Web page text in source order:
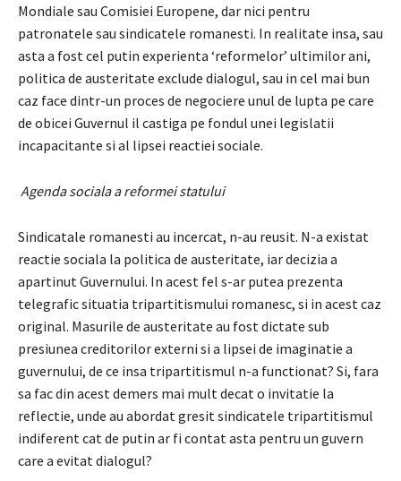
Mondiale sau Comisiei Europene, dar nici pentru
patronatele sau sindicatele romanesti. In realitate insa, sau
asta a fost cel putin experienta ‘reformelor’ ultimilor ani,
politica de austeritate exclude dialogul, sau in cel mai bun
caz face dintr-un proces de negociere unul de lupta pe care
de obicei Guvernul il castiga pe fondul unei legislatii
incapacitante si al lipsei reactiei sociale.
Agenda sociala a reformei statului
Sindicatale romanesti au incercat, n-au reusit. N-a existat
reactie sociala la politica de austeritate, iar decizia a
apartinut Guvernului. In acest fel s-ar putea prezenta
telegrafic situatia tripartitismului romanesc, si in acest caz
original. Masurile de austeritate au fost dictate sub
presiunea creditorilor externi si a lipsei de imaginatie a
guvernului, de ce insa tripartitismul n-a functionat? Si, fara
sa fac din acest demers mai mult decat o invitatie la
reflectie, unde au abordat gresit sindicatele tripartitismul
indiferent cat de putin ar fi contat asta pentru un guvern
care a evitat dialogul?